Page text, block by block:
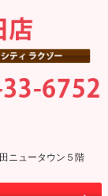
ニュータウン５階